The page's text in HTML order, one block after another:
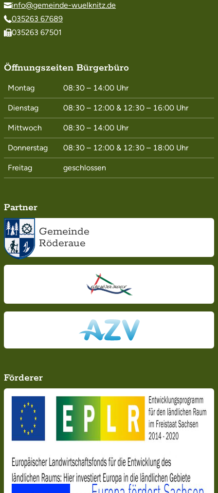
info@gemeinde-wuelknitz.de
035263 67689
035263 67501
Öffnungszeiten Bürgerbüro
Montag 08:30 – 14:00 Uhr
Dienstag 08:30 – 12:00 & 12:30 – 16:00 Uhr
Mittwoch 08:30 – 14:00 Uhr
Donnerstag 08:30 – 12:00 & 12:30 – 18:00 Uhr
Freitag geschlossen
Partner
Gemeinde
Röderaue
Förderer